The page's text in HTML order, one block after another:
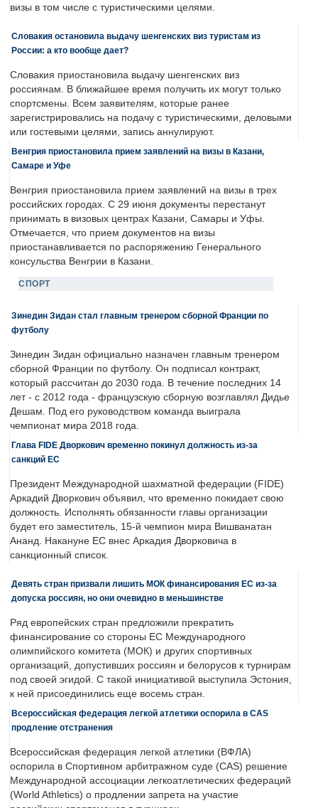
визы в том числе с туристическими целями.
Словакия остановила выдачу шенгенских виз туристам из
России: а кто вообще дает?
Словакия приостановила выдачу шенгенских виз
россиянам. В ближайшее время получить их могут только
спортсмены. Всем заявителям, которые ранее
зарегистрировались на подачу с туристическими, деловыми
или гостевыми целями, запись аннулируют.
Венгрия приостановила прием заявлений на визы в Казани,
Самаре и Уфе
Венгрия приостановила прием заявлений на визы в трех
российских городах. С 29 июня документы перестанут
принимать в визовых центрах Казани, Самары и Уфы.
Отмечается, что прием документов на визы
приостанавливается по распоряжению Генерального
консульства Венгрии в Казани.
СПОРТ
Зинедин Зидан стал главным тренером сборной Франции по
футболу
Зинедин Зидан официально назначен главным тренером
сборной Франции по футболу. Он подписал контракт,
который рассчитан до 2030 года. В течение последних 14
лет - с 2012 года - французскую сборную возглавлял Дидье
Дешам. Под его руководством команда выиграла
чемпионат мира 2018 года.
Глава FIDE Дворкович временно покинул должность из-за
санкций ЕС
Президент Международной шахматной федерации (FIDE)
Аркадий Дворкович объявил, что временно покидает свою
должность. Исполнять обязанности главы организации
будет его заместитель, 15-й чемпион мира Вишванатан
Ананд. Накануне ЕС внес Аркадия Дворковича в
санкционный список.
Девять стран призвали лишить МОК финансирования ЕС из-за
допуска россиян, но они очевидно в меньшинстве
Ряд европейских стран предложили прекратить
финансирование со стороны ЕС Международного
олимпийского комитета (МОК) и других спортивных
организаций, допустивших россиян и белорусов к турнирам
под своей эгидой. С такой инициативой выступила Эстония,
к ней присоединились еще восемь стран.
Всероссийская федерация легкой атлетики оспорила в CAS
продление отстранения
Всероссийская федерация легкой атлетики (ВФЛА)
оспорила в Спортивном арбитражном суде (CAS) решение
Международной ассоциации легкоатлетических федераций
(World Athletics) о продлении запрета на участие